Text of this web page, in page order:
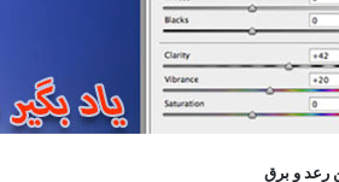
رعد و برق